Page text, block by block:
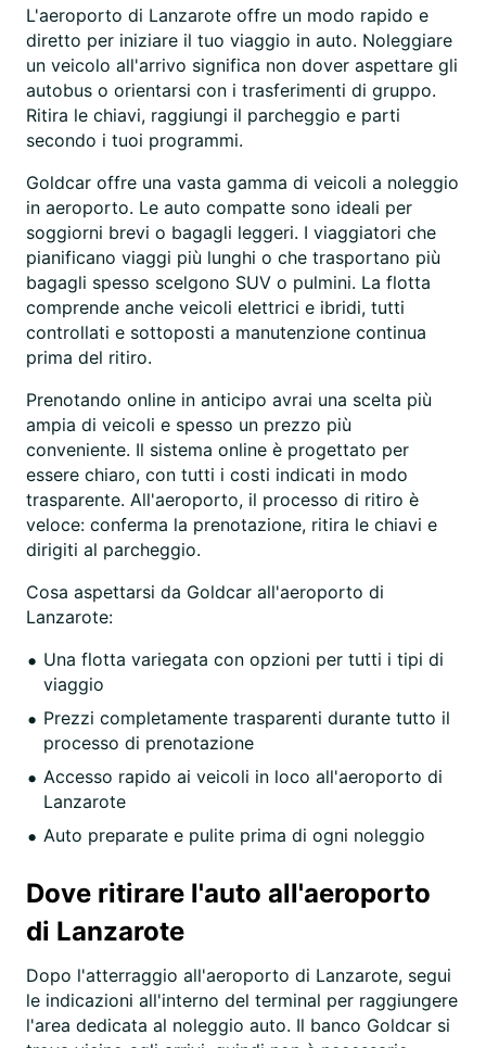
L'aeroporto di Lanzarote offre un modo rapido e
diretto per iniziare il tuo viaggio in auto. Noleggiare
un veicolo all'arrivo significa non dover aspettare gli
autobus o orientarsi con i trasferimenti di gruppo.
Ritira le chiavi, raggiungi il parcheggio e parti
secondo i tuoi programmi.
Goldcar offre una vasta gamma di veicoli a noleggio
in aeroporto. Le auto compatte sono ideali per
soggiorni brevi o bagagli leggeri. I viaggiatori che
pianificano viaggi più lunghi o che trasportano più
bagagli spesso scelgono SUV o pulmini. La flotta
comprende anche veicoli elettrici e ibridi, tutti
controllati e sottoposti a manutenzione continua
prima del ritiro.
Prenotando online in anticipo avrai una scelta più
ampia di veicoli e spesso un prezzo più
conveniente. Il sistema online è progettato per
essere chiaro, con tutti i costi indicati in modo
trasparente. All'aeroporto, il processo di ritiro è
veloce: conferma la prenotazione, ritira le chiavi e
dirigiti al parcheggio.
Cosa aspettarsi da Goldcar all'aeroporto di
Lanzarote:
Una flotta variegata con opzioni per tutti i tipi di
viaggio
Prezzi completamente trasparenti durante tutto il
processo di prenotazione
Accesso rapido ai veicoli in loco all'aeroporto di
Lanzarote
Auto preparate e pulite prima di ogni noleggio
Dove ritirare l'auto all'aeroporto
di Lanzarote
Dopo l'atterraggio all'aeroporto di Lanzarote, segui
le indicazioni all'interno del terminal per raggiungere
l'area dedicata al noleggio auto. Il banco Goldcar si